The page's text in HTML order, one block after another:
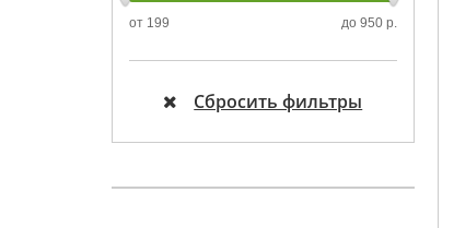
от 199 до 950 р.
Сбросить фильтры